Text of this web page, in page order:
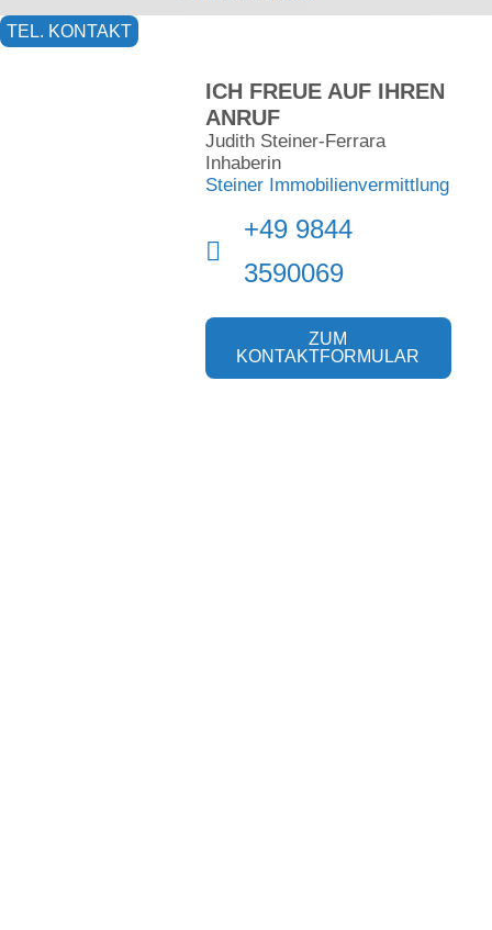
TEL. KONTAKT
ICH FREUE AUF IHREN
ANRUF
Judith Steiner-Ferrara
Inhaberin
Steiner Immobilienvermittlung
+49 9844
3590069
ZUM
KONTAKTFORMULAR